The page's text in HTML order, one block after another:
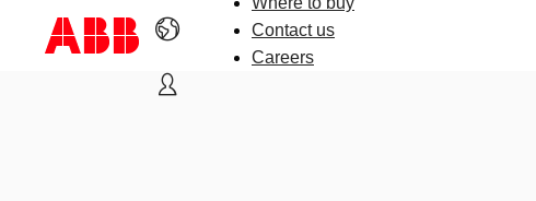
Contact us
Careers